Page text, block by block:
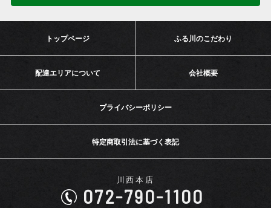
トップページ ふる川のこだわり
配達エリアについて 会社概要
プライバシーポリシー
特定商取引法に基づく表記
川西本店
072-790-1100